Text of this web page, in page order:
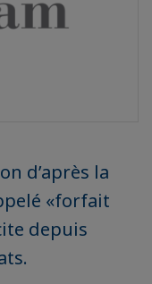
d’après la
«forfait
depuis